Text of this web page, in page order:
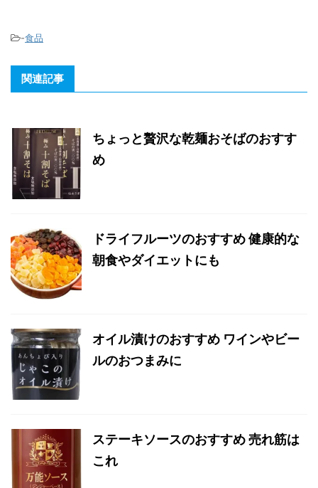
-食品
関連記事
ちょっと贅沢な乾麺おそばのおすす
め
ドライフルーツのおすすめ 健康的な
朝食やダイエットにも
オイル漬けのおすすめ ワインやビー
ルのおつまみに
ステーキソースのおすすめ 売れ筋は
これ